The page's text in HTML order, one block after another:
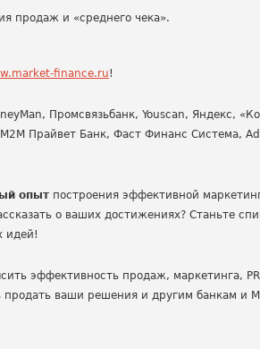
продаж и «среднего чека».
finance.ru!
Промсвязьбанк, Youscan, Яндекс,
Прайвет Банк, Фаст Финанс Система,
опыт построения эффективной
о ваших достижениях? Станьте
идей!
эффективность продаж, маркетинга,
продать ваши решения и другим банкам и